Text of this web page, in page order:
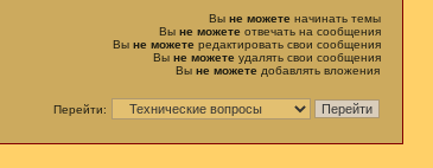
Вы не можете начинать темы
Вы не можете отвечать на сообщения
Вы не можете редактировать свои сообщения
Вы не можете удалять свои сообщения
Вы не можете добавлять вложения
Перейти: